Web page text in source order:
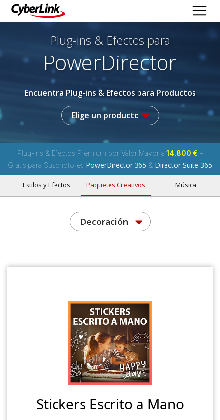
Plug-ins & Efectos para
PowerDirector
Encuentra Plug-ins & Efectos para Productos
Elige un producto
Plug-ins & Efectos Premium por Valor Mayor a 14.800 € –
Gratis para Suscriptores PowerDirector 365 & Director Suite 365
Estilos y Efectos Paquetes Creativos Música
Decoración
Stickers Escrito a Mano